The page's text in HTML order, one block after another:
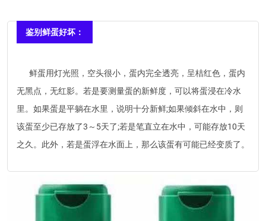
鉴别鲜蛋好坏：
鲜蛋用灯光照，空头很小，蛋内完全透亮，呈桔红色，蛋内
无黑点，无红影。若是要测量蛋的新鲜度，可以将蛋浸在冷水
里。如果蛋是平躺在水里，说明十分新鲜;如果倾斜在水中，则
该蛋至少已存放了3～5天了;若是笔直立在水中，可能存放10天
之久。此外，若是蛋浮在水面上，那么该蛋有可能已经变质了。